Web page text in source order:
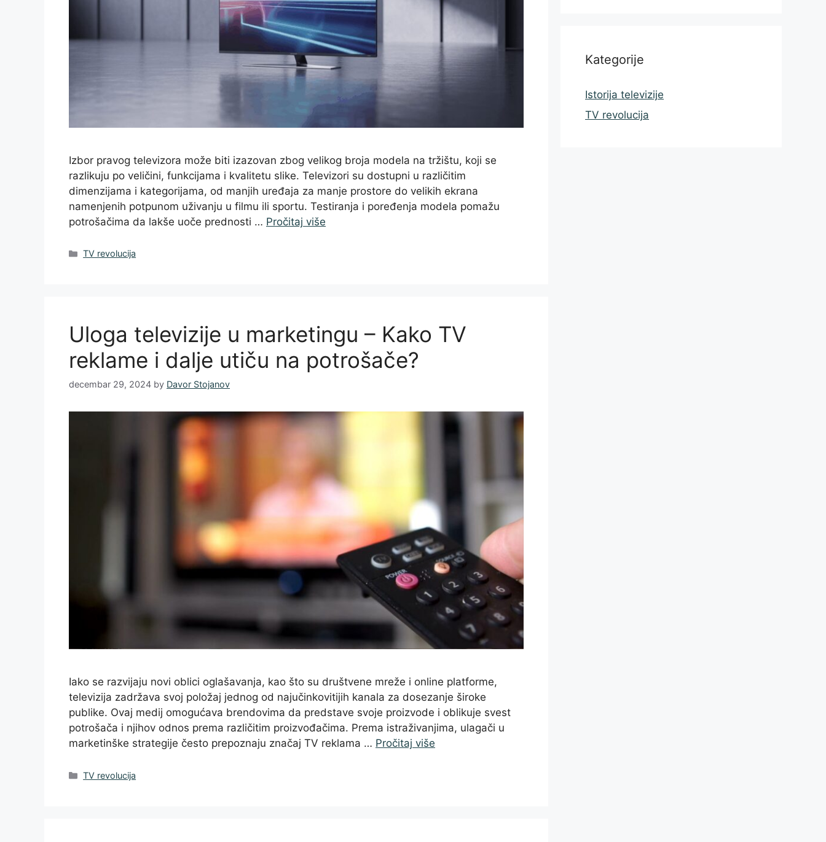
Izbor pravog televizora može biti izazovan zbog velikog broja modela na tržištu, koji se
razlikuju po veličini, funkcijama i kvalitetu slike. Televizori su dostupni u različitim
dimenzijama i kategorijama, od manjih uređaja za manje prostore do velikih ekrana
namenjenih potpunom uživanju u filmu ili sportu. Testiranja i poređenja modela pomažu
potrošačima da lakše uoče prednosti … Pročitaj više
Categories
TV revolucija
Uloga televizije u marketingu – Kako TV
reklame i dalje utiču na potrošače?
decembar 29, 2024 by Davor Stojanov
Iako se razvijaju novi oblici oglašavanja, kao što su društvene mreže i online platforme,
televizija zadržava svoj položaj jednog od najučinkovitijih kanala za dosezanje široke
publike. Ovaj medij omogućava brendovima da predstave svoje proizvode i oblikuje svest
potrošača i njihov odnos prema različitim proizvođačima. Prema istraživanjima, ulagači u
marketinške strategije često prepoznaju značaj TV reklama … Pročitaj više
Categories
TV revolucija
Kategorije
Istorija televizije
TV revolucija